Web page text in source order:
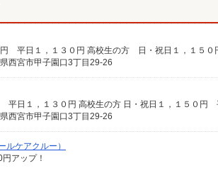
日１，１３０円 高校生の方 日・祝日１，１５０
西宮市甲子園口3丁目29-26
日１，１３０円 高校生の方 日・祝日１，１５０円
西宮市甲子園口3丁目29-26
ケアクルー）
アップ！